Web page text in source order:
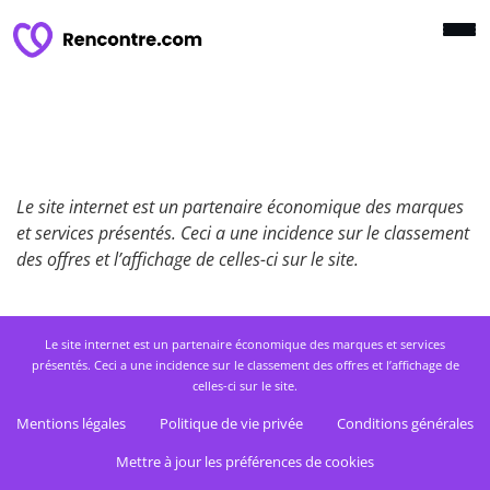
Le site internet est un partenaire économique des marques
et services présentés. Ceci a une incidence sur le classement
des offres et l’affichage de celles-ci sur le site.
Le site internet est un partenaire économique des marques et services
présentés. Ceci a une incidence sur le classement des offres et l’affichage de
celles-ci sur le site.
Mentions légales Politique de vie privée
Conditions générales
Mettre à jour les préférences de cookies